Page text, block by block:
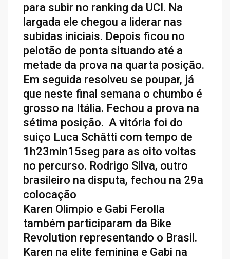
para subir no ranking da UCI. Na
largada ele chegou a liderar nas
subidas iniciais. Depois ficou no
pelotão de ponta situando até a
metade da prova na quarta posição.
Em seguida resolveu se poupar, já
que neste final semana o chumbo é
grosso na Itália. Fechou a prova na
sétima posição. A vitória foi do
suiço Luca Schâtti com tempo de
1h23min15seg para as oito voltas
no percurso. Rodrigo Silva, outro
brasileiro na disputa, fechou na 29a
colocação
Karen Olimpio e Gabi Ferolla
também participaram da Bike
Revolution representando o Brasil.
Karen na elite feminina e Gabi na